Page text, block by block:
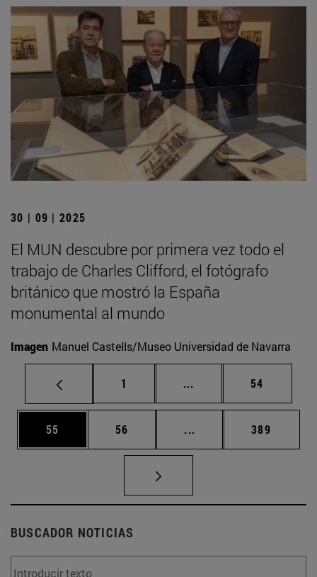
30 | 09 | 2025
El MUN descubre por primera vez todo el
trabajo de Charles Clifford, el fotógrafo
británico que mostró la España
monumental al mundo
Imagen Manuel Castells/Museo Universidad de Navarra
Página
1 ... Páginas intermedias
Página
54
Página
55 Página
56 ... Páginas intermedias
Página
389
BUSCADOR NOTICIAS